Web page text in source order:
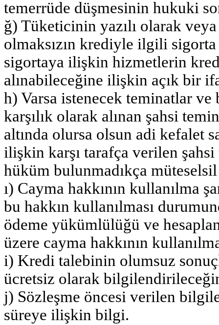
temerrüde düşmesinin hukuki
ğ) Tüketicinin yazılı olarak veya
olmaksızın krediyle ilgili
sigortaya ilişkin hizmetlerin
alınabileceğine ilişkin açık bir
h) Varsa istenecek teminatlar
karşılık olarak alınan şahsi
altında olursa olsun adi kefalet
ilişkin karşı tarafça verilen
hüküm bulunmadıkça
ı) Cayma hakkının kullanılma
bu hakkın kullanılması
ödeme yükümlülüğü ve
üzere cayma hakkının
i) Kredi talebinin olumsuz
ücretsiz olarak
j) Sözleşme öncesi verilen
süreye ilişkin bilgi.